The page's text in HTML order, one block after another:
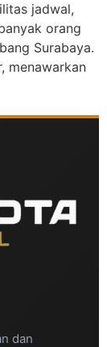
jadwal,
orang
Surabaya.
menawarkan
dan